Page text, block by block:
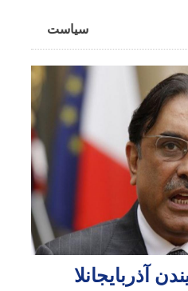
سیاست
آذربایجانلا